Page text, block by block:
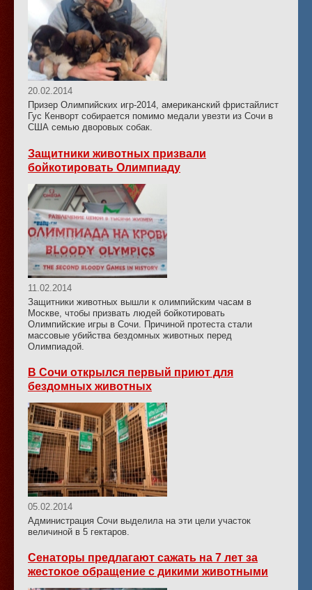
20.02.2014
Призер Олимпийских игр-2014, американский фристайлист
Гус Кенворт собирается помимо медали увезти из Сочи в
США семью дворовых собак.
Защитники животных призвали
бойкотировать Олимпиаду
11.02.2014
Защитники животных вышли к олимпийским часам в
Москве, чтобы призвать людей бойкотировать
Олимпийские игры в Сочи. Причиной протеста стали
массовые убийства бездомных животных перед
Олимпиадой.
В Сочи открылся первый приют для
бездомных животных
05.02.2014
Администрация Сочи выделила на эти цели участок
величиной в 5 гектаров.
Сенаторы предлагают сажать на 7 лет за
жестокое обращение с дикими животными